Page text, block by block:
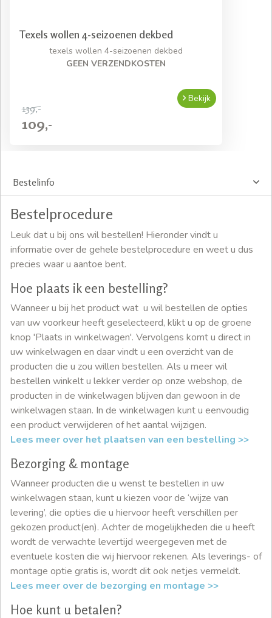
Texels wollen 4-seizoenen dekbed
texels wollen 4-seizoenen dekbed
GEEN VERZENDKOSTEN
139,-
109,-
Bekijk
Bestelinfo
Bestelprocedure
Leuk dat u bij ons wil bestellen! Hieronder vindt u
informatie over de gehele bestelprocedure en weet u dus
precies waar u aantoe bent.
Hoe plaats ik een bestelling?
Wanneer u bij het product wat u wil bestellen de opties
van uw voorkeur heeft geselecteerd, klikt u op de groene
knop 'Plaats in winkelwagen'. Vervolgens komt u direct in
uw winkelwagen en daar vindt u een overzicht van de
producten die u zou willen bestellen. Als u meer wil
bestellen winkelt u lekker verder op onze webshop, de
producten in de winkelwagen blijven dan gewoon in de
winkelwagen staan. In de winkelwagen kunt u eenvoudig
een product verwijderen of het aantal wijzigen.
Lees meer over het plaatsen van een bestelling >>
Bezorging & montage
Wanneer producten die u wenst te bestellen in uw
winkelwagen staan, kunt u kiezen voor de ‘wijze van
levering’, die opties die u hiervoor heeft verschillen per
gekozen product(en). Achter de mogelijkheden die u heeft
wordt de verwachte levertijd weergegeven met de
eventuele kosten die wij hiervoor rekenen. Als leverings- of
montage optie gratis is, wordt dit ook netjes vermeldt.
Lees meer over de bezorging en montage >>
Hoe kunt u betalen?